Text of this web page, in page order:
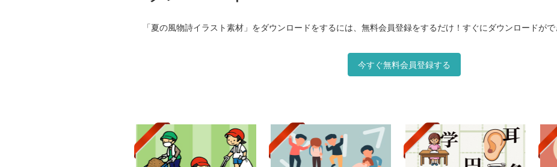
「夏の風物詩イラスト素材」をダウンロードをするには、無料会員登録をするだけ！すぐにダウンロードがで
今すぐ無料会員登録する